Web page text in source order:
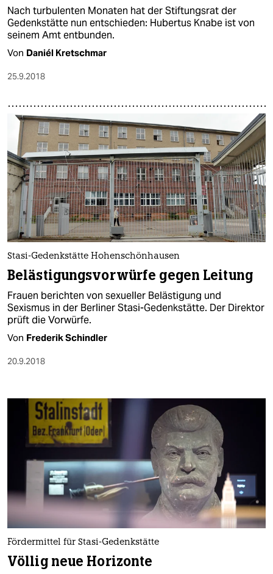
Nach turbulenten Monaten hat der Stiftungsrat der
Gedenkstätte nun entschieden: Hubertus Knabe ist von
seinem Amt entbunden.
Von Daniél Kretschmar
25.9.2018
Stasi-Gedenkstätte Hohenschönhausen
Belästigungsvorwürfe gegen Leitung
Frauen berichten von sexueller Belästigung und
Sexismus in der Berliner Stasi-Gedenkstätte. Der Direktor
prüft die Vorwürfe.
Von Frederik Schindler
20.9.2018
Fördermittel für Stasi-Gedenkstätte
Völlig neue Horizonte